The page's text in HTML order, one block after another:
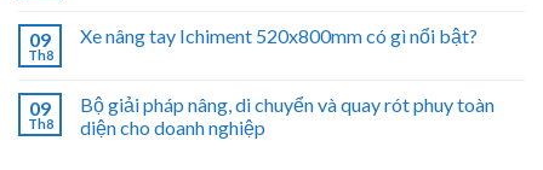
09
Th8
Xe nâng tay Ichiment 520x800mm có gì nổi bật?
09
Th8
Bộ giải pháp nâng, di chuyển và quay rót phuy toàn
diện cho doanh nghiệp